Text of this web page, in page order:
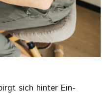
sich hinter Ein-